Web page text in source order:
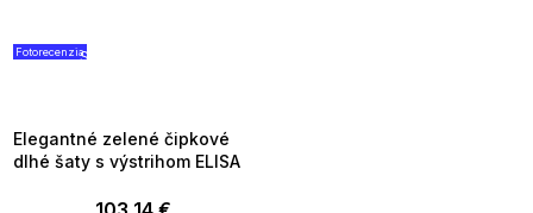
FotorecenziaSUMMER SALE -35% ?
Elegantné zelené čipkové
dlhé šaty s výstrihom ELISA